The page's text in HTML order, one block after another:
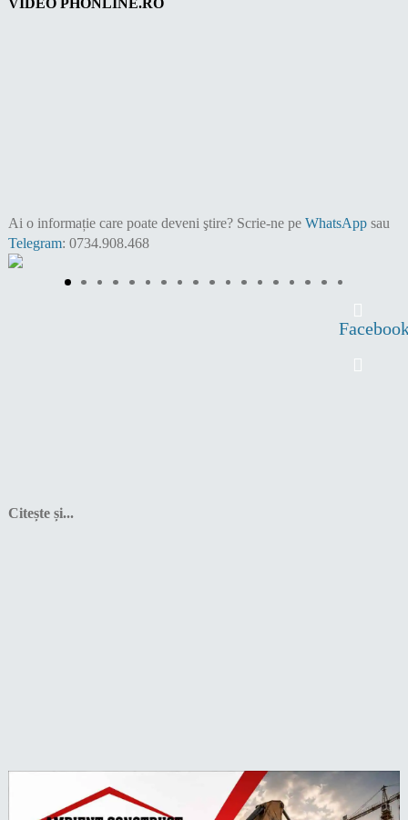
VIDEO PHONLINE.RO
Ai o informație care poate deveni ştire? Scrie-ne pe WhatsAppsau
Telegram: 0734.908.468
Citește și...